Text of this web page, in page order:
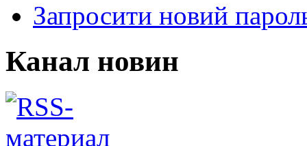
Запросити новий
Канал новин